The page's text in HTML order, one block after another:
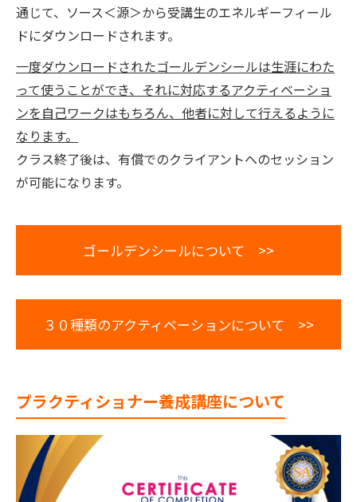
通じて、ソース＜源＞から受講生のエネルギーフィール
ドにダウンロードされます。
一度ダウンロードされたゴールデンシールは生涯にわた
って使うことができ、それに対応するアクティベーショ
ンを自己ワークはもちろん、他者に対して行えるように
なります。
クラス終了後は、有償でのクライアントへのセッション
が可能になります。
ゴールデンシールについて >>
３０種類のアクティベーションについて >>
プラクティショナー養成講座について